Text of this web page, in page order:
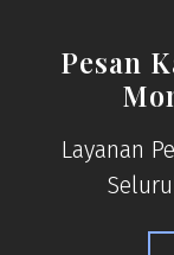
Pesan
Layanan